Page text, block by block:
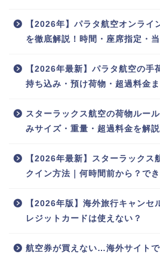
【2026年】パラタ航空オンライ
を徹底解説！時間・座席指定・
【2026年最新】パラタ航空の手
持ち込み・預け荷物・超過料金
スターラックス航空の荷物ルー
みサイズ・重量・超過料金を解説
【2026年最新】スターラックス
クイン方法｜何時間前から？で
【2026年版】海外旅行キャンセ
レジットカードは使えない？
航空券が買えない…海外サイト